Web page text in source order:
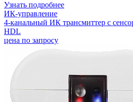
Узнать подробнее
ИК-управление
4-канальный ИК трансмиттер с
HDL
цена по запросу